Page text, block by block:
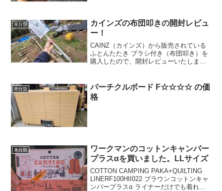
未分類
カインズの布団叩きの開封レビュ
ー！
CAINZ（カインズ）から販売されている
ふとんたたき ブラシ付き（布団叩き）を
購入したので、開封レビューいたしま
ラシ部分だけ保護されているパッケージ
です。エコですね。材...
未分類
パーチクルボード F☆☆☆☆ の価
格
未分類
ワークマンのコットンキャンパー
プラスαを買いました。LLサイズ
COTTON CAMPING PAKA+QUILTING
LINERF100HII022 ブラウンコットンキャ
ンパープラスα ライナーだけでも着れま